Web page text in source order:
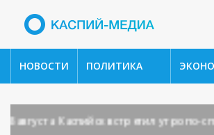
НОВОСТИ ПОЛИТИКА
Каспийск встретил утро по-